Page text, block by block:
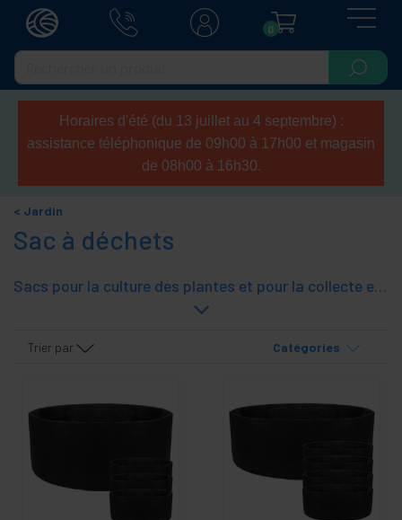
0
Horaires d'été (du 13 juillet au 4 septembre) :
assistance téléphonique de 09h00 à 17h00 et magasin
de 08h00 à 16h30.
Jardin
Sac à déchets
Sacs pour la culture des plantes et pour la collecte et le stockage des restes de taille. Perméable à l'eau et à l'air pour garantir un stockage optimal des objets et favoriser une croissance accélérée des plantes. Fabriqué avec un matériau de haute qualité, en tissu géotextile résistant. Ces sacs ont des poignées intégrées pour une portabilité facile, vous permettant de les transporter dans le jardin, la terrasse ou le porche.
Trier par Catégories